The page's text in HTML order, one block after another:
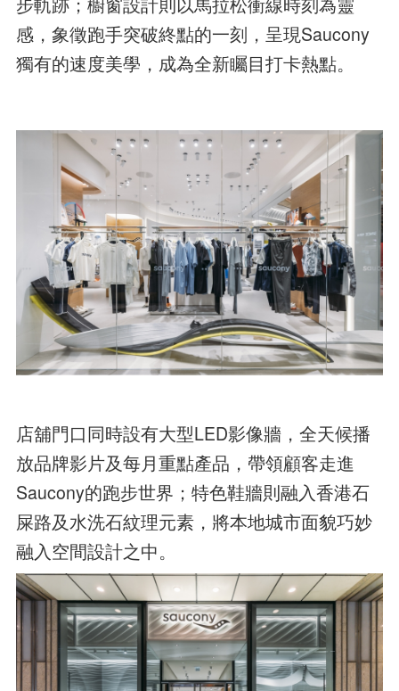
感，象徵跑手突破終點的一刻，呈現Saucony
獨有的速度美學，成為全新矚目打卡熱點。
店舖門口同時設有大型LED影像牆，全天候播
放品牌影片及每月重點產品，帶領顧客走進
Saucony的跑步世界；特色鞋牆則融入香港石
屎路及水洗石紋理元素，將本地城市面貌巧妙
融入空間設計之中。